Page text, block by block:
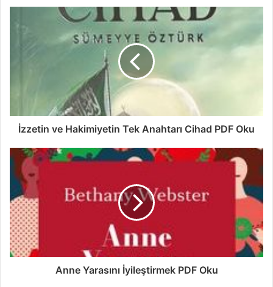
İzzetin ve Hakimiyetin Tek Anahtarı Cihad PDF Oku
Anne Yarasını İyileştirmek PDF Oku